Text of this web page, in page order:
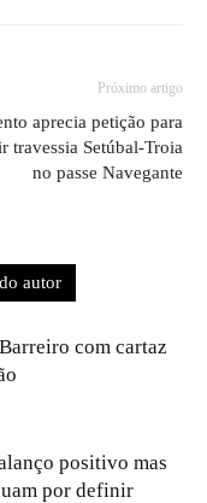
Próximo artigo
aprecia petição para
travessia Setúbal-Troia
no passe Navegante
autor
com cartaz
positivo mas
por definir